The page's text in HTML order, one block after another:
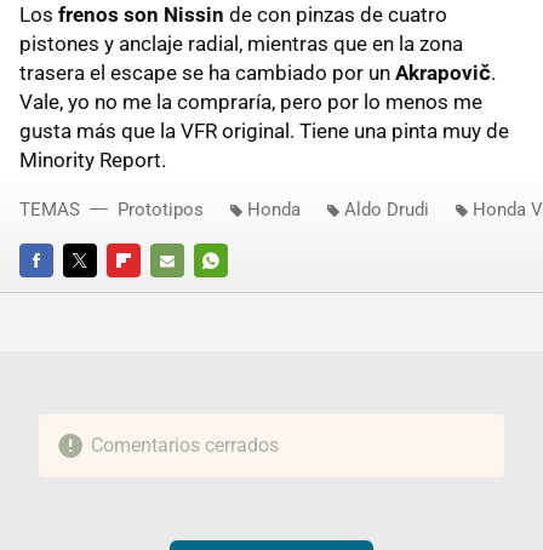
Los frenos son Nissin de con pinzas de cuatro
pistones y anclaje radial, mientras que en la zona
trasera el escape se ha cambiado por un Akrapovič.
Vale, yo no me la compraría, pero por lo menos me
gusta más que la VFR original. Tiene una pinta muy de
Minority Report.
FACEBOOKTWITTERFLIPBOARD
E-
WHATSAPP
TEMAS Prototipos Honda Aldo Drudi Honda
Comentarios cerrados